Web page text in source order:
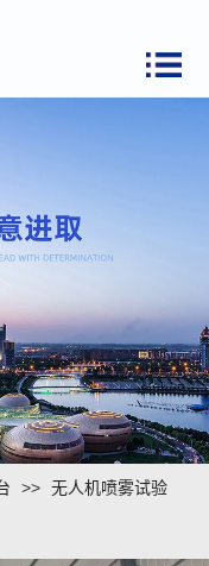
>> 无人机喷雾试验